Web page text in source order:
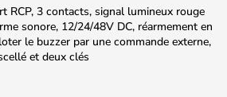
RCP, 3 contacts, signal lumineux rouge
sonore, 12/24/48V DC, réarmement en
le buzzer par une commande externe,
et deux clés